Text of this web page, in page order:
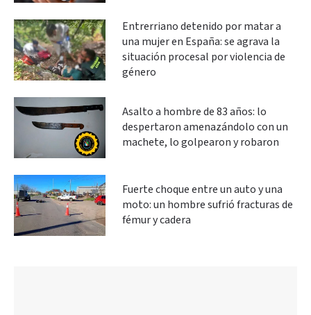
Entrerriano detenido por matar a
una mujer en España: se agrava la
situación procesal por violencia de
género
Asalto a hombre de 83 años: lo
despertaron amenazándolo con un
machete, lo golpearon y robaron
Fuerte choque entre un auto y una
moto: un hombre sufrió fracturas de
fémur y cadera